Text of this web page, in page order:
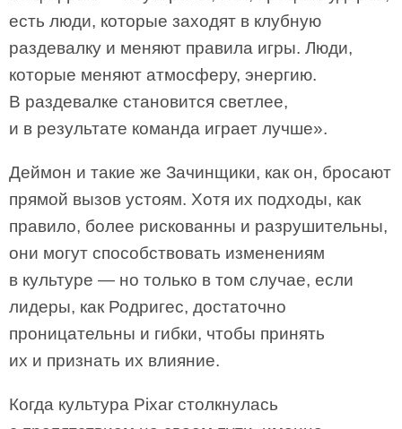
есть люди, которые заходят в клубную
раздевалку и меняют правила игры. Люди,
которые меняют атмосферу, энергию.
В раздевалке становится светлее,
и в результате команда играет лучше».
Деймон и такие же Зачинщики, как он, бросают
прямой вызов устоям. Хотя их подходы, как
правило, более рискованны и разрушительны,
они могут способствовать изменениям
в культуре — но только в том случае, если
лидеры, как Родригес, достаточно
проницательны и гибки, чтобы принять
их и признать их влияние.
Когда культура Pixar столкнулась